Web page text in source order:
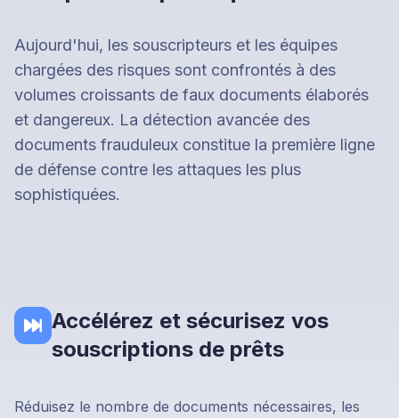
Aujourd'hui, les souscripteurs et les équipes
chargées des risques sont confrontés à des
volumes croissants de faux documents élaborés
et dangereux. La détection avancée des
documents frauduleux constitue la première ligne
de défense contre les attaques les plus
sophistiquées.
Accélérez et sécurisez vos
souscriptions de prêts
Réduisez le nombre de documents nécessaires, les